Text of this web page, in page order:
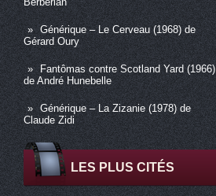
Générique – Le Cerveau (1968) de
Gérard Oury
Fantômas contre Scotland Yard (1966)
de André Hunebelle
Générique – La Zizanie (1978) de
Claude Zidi
LES PLUS CITÉS